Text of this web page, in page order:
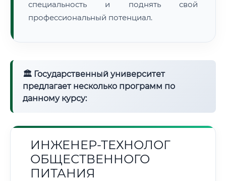
специальность и поднять свой
профессиональный потенциал.
🏛 Государственный университет
предлагает несколько программ по
данному курсу:
ИНЖЕНЕР-ТЕХНОЛОГ
ОБЩЕСТВЕННОГО
ПИТАНИЯ